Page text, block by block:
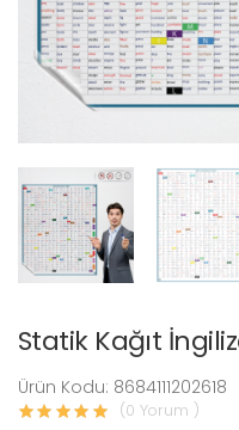
Statik Kağıt
Ürün Kodu: 8684111202618
(0 Yorum )